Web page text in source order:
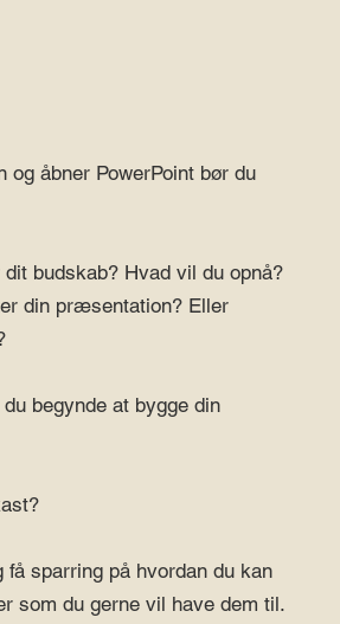
åbner PowerPoint bør du
budskab? Hvad vil du opnå?
din præsentation? Eller
begynde at bygge din
sparring på hvordan du kan
som du gerne vil have dem til.